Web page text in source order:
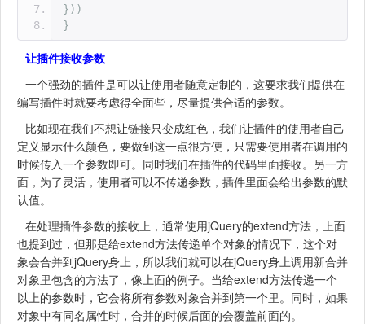
}))
}
让插件接收参数
一个强劲的插件是可以让使用者随意定制的，这要求我们提供在
编写插件时就要考虑得全面些，尽量提供合适的参数。
比如现在我们不想让链接只变成红色，我们让插件的使用者自己
定义显示什么颜色，要做到这一点很方便，只需要使用者在调用的
时候传入一个参数即可。同时我们在插件的代码里面接收。另一方
面，为了灵活，使用者可以不传递参数，插件里面会给出参数的默
认值。
在处理插件参数的接收上，通常使用jQuery的extend方法，上面
也提到过，但那是给extend方法传递单个对象的情况下，这个对
象会合并到jQuery身上，所以我们就可以在jQuery身上调用新合并
对象里包含的方法了，像上面的例子。当给extend方法传递一个
以上的参数时，它会将所有参数对象合并到第一个里。同时，如果
对象中有同名属性时，合并的时候后面的会覆盖前面的。